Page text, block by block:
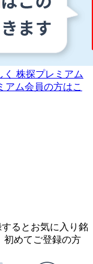
く 株探プレミアム
アム会員の方はこ
るとお気に入り銘
初めてご登録の方